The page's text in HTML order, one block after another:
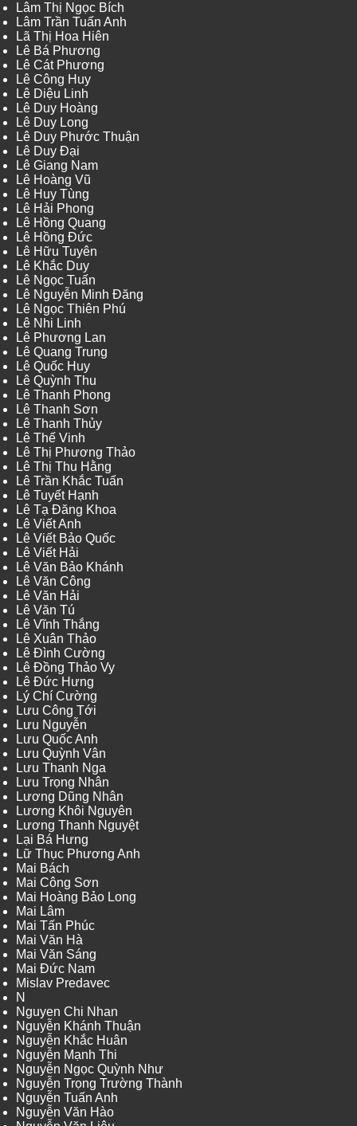
Lâm Thị Ngọc Bích
Lâm Trần Tuấn Anh
Lã Thị Hoa Hiên
Lê Bá Phương
Lê Cát Phương
Lê Công Huy
Lê Diệu Linh
Lê Duy Hoàng
Lê Duy Long
Lê Duy Phước Thuận
Lê Duy Đại
Lê Giang Nam
Lê Hoàng Vũ
Lê Huy Tùng
Lê Hải Phong
Lê Hồng Quang
Lê Hồng Đức
Lê Hữu Tuyên
Lê Khắc Duy
Lê Ngọc Tuấn
Lê Nguyễn Minh Đăng
Lê Ngọc Thiên Phú
Lê Nhi Linh
Lê Phương Lan
Lê Quang Trung
Lê Quốc Huy
Lê Quỳnh Thu
Lê Thanh Phong
Lê Thanh Sơn
Lê Thanh Thủy
Lê Thế Vinh
Lê Thị Phương Thảo
Lê Thị Thu Hằng
Lê Trần Khắc Tuấn
Lê Tuyết Hạnh
Lê Tạ Đăng Khoa
Lê Viết Anh
Lê Viết Bảo Quốc
Lê Viết Hải
Lê Văn Bảo Khánh
Lê Văn Công
Lê Văn Hải
Lê Văn Tú
Lê Vĩnh Thắng
Lê Xuân Thảo
Lê Đình Cường
Lê Đồng Thảo Vy
Lê Đức Hưng
Lý Chí Cường
Lưu Công Tới
Lưu Nguyễn
Lưu Quốc Anh
Lưu Quỳnh Vân
Lưu Thanh Nga
Lưu Trọng Nhân
Lương Dũng Nhân
Lương Khôi Nguyên
Lương Thanh Nguyệt
Lại Bá Hưng
Lữ Thục Phương Anh
Mai Bách
Mai Công Sơn
Mai Hoàng Bảo Long
Mai Lâm
Mai Tấn Phúc
Mai Văn Hà
Mai Văn Sáng
Mai Đức Nam
Mislav Predavec
N
Nguyen Chi Nhan
Nguyễn Khánh Thuận
Nguyễn Khắc Huân
Nguyễn Mạnh Thi
Nguyễn Ngọc Quỳnh Như
Nguyễn Trọng Trường Thành
Nguyễn Tuấn Anh
Nguyễn Văn Hào